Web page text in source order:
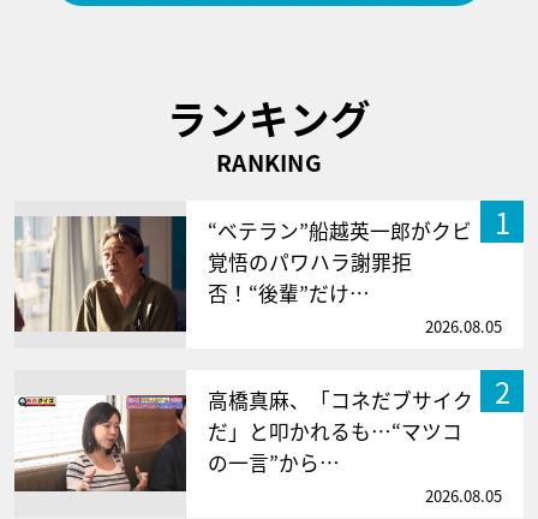
ランキング
RANKING
1
“ベテラン”船越英一郎がクビ
覚悟のパワハラ謝罪拒
否！“後輩”だけ…
2026.08.05
2
高橋真麻、「コネだブサイク
だ」と叩かれるも…“マツコ
の一言”から…
2026.08.05